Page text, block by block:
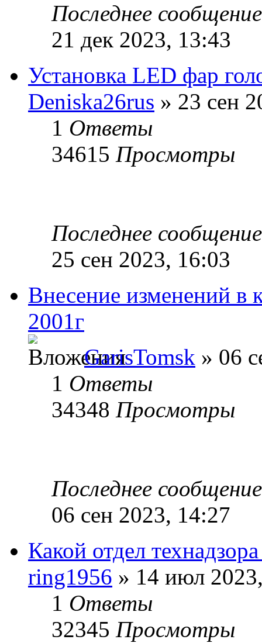
Последнее
21 дек 2023, 13:43
Установка LED фар
Deniska26rus » 23 сен
1 Ответы
34615 Просмотры
Последнее
25 сен 2023, 16:03
Внесение изменений
2001г
GarisTomsk » 06
1 Ответы
34348 Просмотры
Последнее
06 сен 2023, 14:27
Какой отдел
ring1956 » 14 июл
1 Ответы
32345 Просмотры